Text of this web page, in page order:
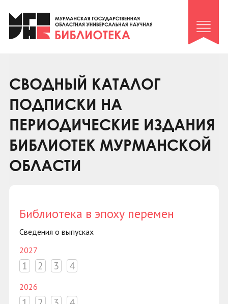
Клуб «Гиря и сельдерей»
Клуб «Семейный архив»
Коллегам
Контакты
СВОДНЫЙ КАТАЛОГ
ПОДПИСКИ НА
ПЕРИОДИЧЕСКИЕ ИЗДАНИЯ
БИБЛИОТЕК МУРМАНСКОЙ
ОБЛАСТИ
Библиотека в эпоху перемен
Сведения о выпусках
2027
1 2 3 4
2026